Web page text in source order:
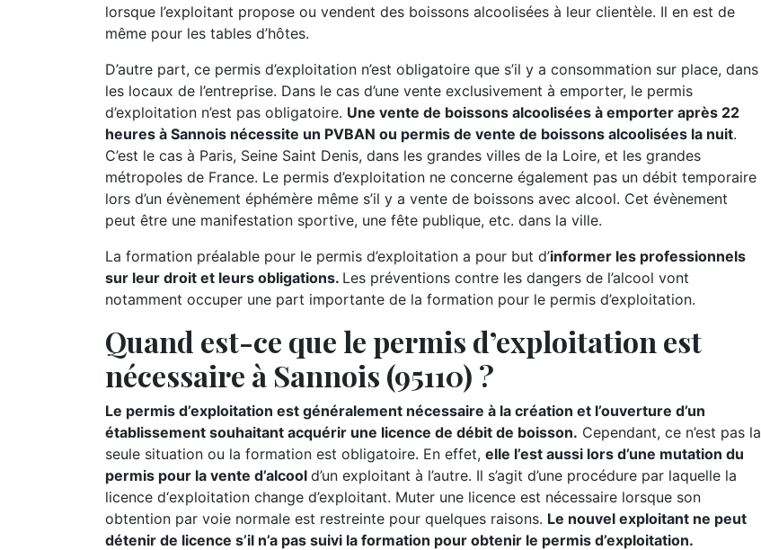
lorsque l’exploitant propose ou vendent des boissons alcoolisées à leur clientèle. Il en est de
même pour les tables d’hôtes.
D’autre part, ce permis d’exploitation n’est obligatoire que s’il y a consommation sur place, dans
les locaux de l’entreprise. Dans le cas d’une vente exclusivement à emporter, le permis
d’exploitation n’est pas obligatoire. Une vente de boissons alcoolisées à emporter après 22
heures à Sannois nécessite un PVBAN ou permis de vente de boissons alcoolisées la nuit.
C’est le cas à Paris, Seine Saint Denis, dans les grandes villes de la Loire, et les grandes
métropoles de France. Le permis d’exploitation ne concerne également pas un débit temporaire
lors d’un évènement éphémère même s’il y a vente de boissons avec alcool. Cet évènement
peut être une manifestation sportive, une fête publique, etc. dans la ville.
La formation préalable pour le permis d’exploitation a pour but d’informer les professionnels
sur leur droit et leurs obligations. Les préventions contre les dangers de l’alcool vont
notamment occuper une part importante de la formation pour le permis d’exploitation.
Quand est-ce que le permis d’exploitation est
nécessaire à Sannois (95110) ?
Le permis d’exploitation est généralement nécessaire à la création et l’ouverture d’un
établissement souhaitant acquérir une licence de débit de boisson. Cependant, ce n’est pas la
seule situation ou la formation est obligatoire. En effet, elle l’est aussi lors d’une mutation du
permis pour la vente d’alcool d’un exploitant à l’autre. Il s’agit d’une procédure par laquelle la
licence d‘exploitation change d’exploitant. Muter une licence est nécessaire lorsque son
obtention par voie normale est restreinte pour quelques raisons. Le nouvel exploitant ne peut
détenir de licence s’il n’a pas suivi la formation pour obtenir le permis d’exploitation.